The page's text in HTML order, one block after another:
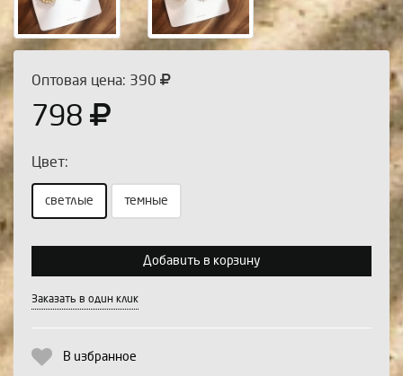
Оптовая цена: 390
798
Цвет:
светлые темные
Выберите количество:
Продолжить Отмена
Добавить в корзину
Заказать в один клик
В избранное